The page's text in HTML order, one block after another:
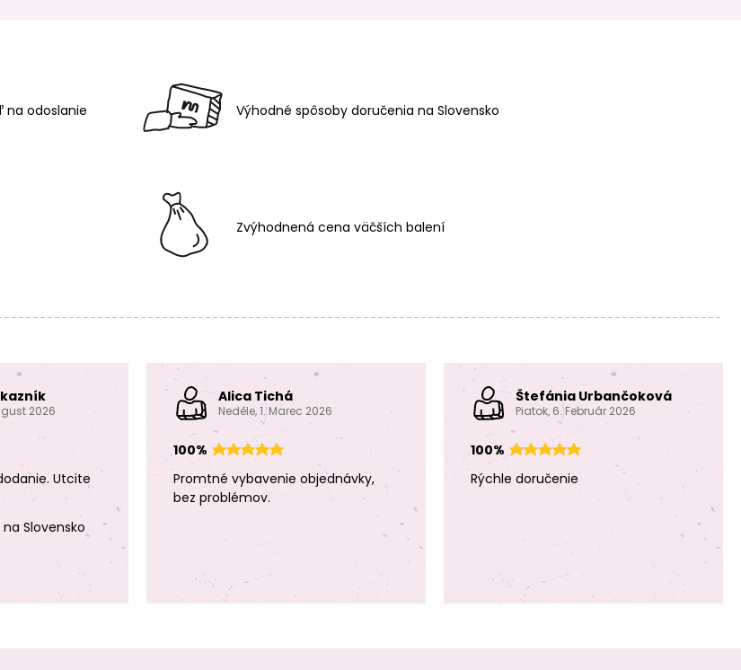
Manumi kreatívna
sada na
háčkovanie
háčkovanie
Manumi kreatívna
háčkovanie pán
Manumi kreatívna
sada na
háčkovanie pán
na odoslanie Výhodné spôsoby doručenia na Slovensko
Zvýhodnená cena väčších balení
2026
Utcite
Slovensko
Alica Tichá
Neděle, 1. Marec 2026
100%
Promtné vybavenie objednávky,
bez problémov.
Štefánia Urbančoková
Piatok, 6. Február 2026
100%
Rýchle doručenie